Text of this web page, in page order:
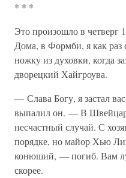
* * *
Это произошло в четверг
Дома, в Формби, я как раз
ножку из духовки, когда
дворецкий Хайгроува.
— Слава Богу, я застал
выпалил он. — В
несчастный случай. С
порядке, но майор Хью
конюший, — погиб. Вам
скорее.